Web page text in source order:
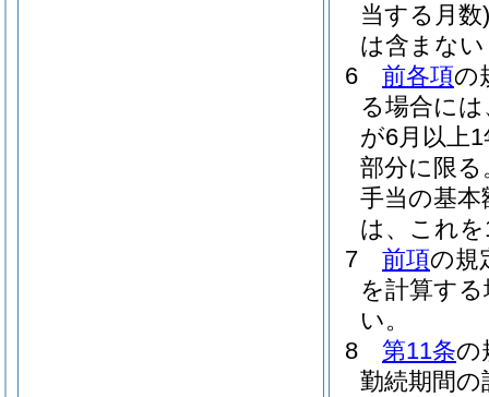
当する月数)
は含まな
6
前各項の
る場合に
が6月以上
部分に限る
手当の基
は、これ
7
前項の規
を計算す
い。
8
第11条の
勤続期間